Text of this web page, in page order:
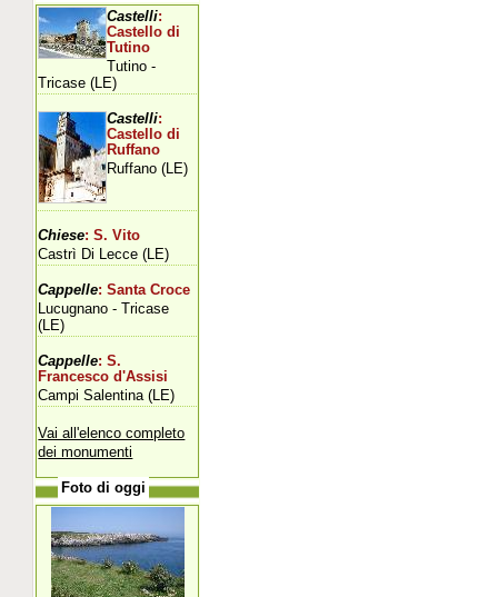
Castelli:
Castello di
Tutino
Tutino -
Tricase (LE)
Castelli:
Castello di
Ruffano
Ruffano (LE)
Chiese: S. Vito
Castrì Di Lecce (LE)
Cappelle: Santa Croce
Lucugnano - Tricase
(LE)
Cappelle: S.
Francesco d'Assisi
Campi Salentina (LE)
Vai all'elenco completo
dei monumenti
Foto di oggi